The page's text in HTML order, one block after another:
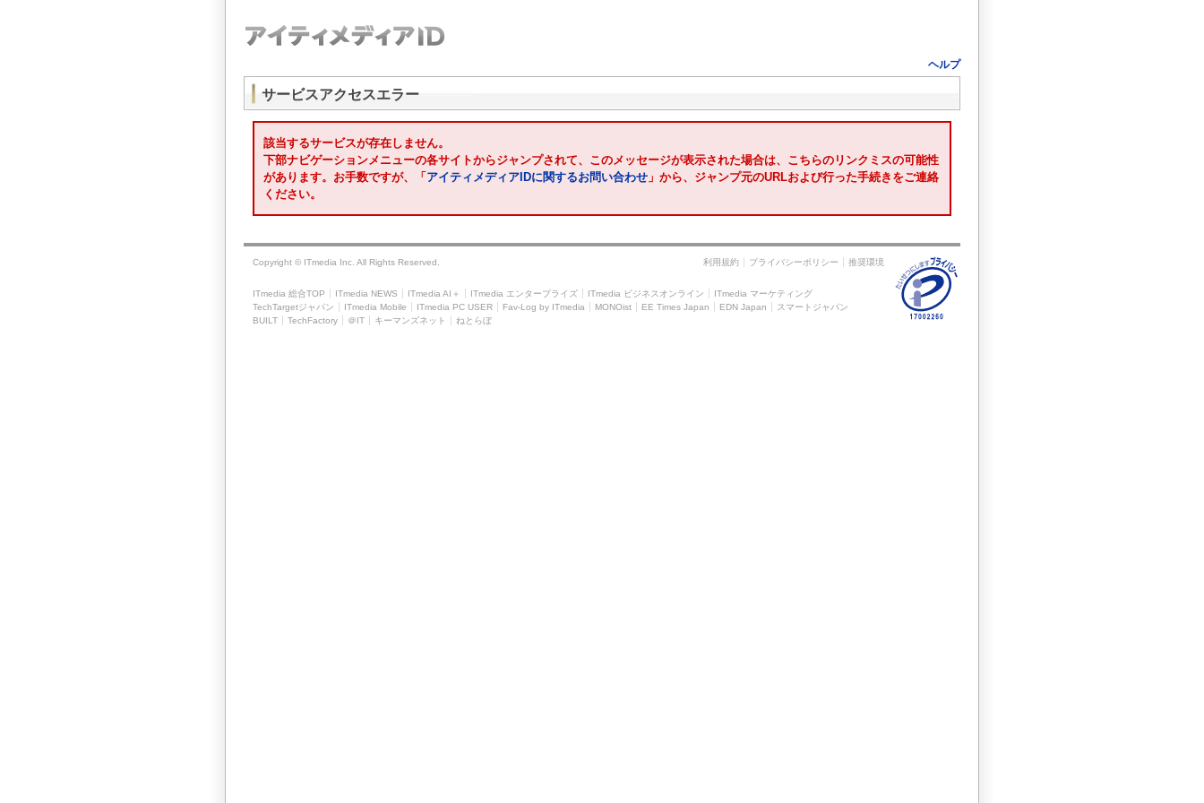
ヘルプ
サービスアクセスエラー
該当するサービスが存在しません。
下部ナビゲーションメニューの各サイトからジャンプされて、このメッセージが表示された場合は、こちらのリンクミスの可能性
があります。お手数ですが、「 アイティメディアIDに関するお問い合わせ 」から、ジャンプ元のURLおよび行った手続きをご連絡
ください。
Copyright © ITmedia Inc. All Rights Reserved. 利用規約 プライバシーポリシー 推奨環境
ITmedia 総合TOP ITmedia NEWS ITmedia AI＋ ITmedia エンタープライズ ITmedia ビジネスオンライン
ITmedia マーケティング
TechTargetジャパン
ITmedia Mobile ITmedia PC USER Fav-Log by ITmedia MONOist EE Times Japan EDN Japan
スマートジャパン
BUILT
TechFactory ＠IT キーマンズネット ねとらぼ